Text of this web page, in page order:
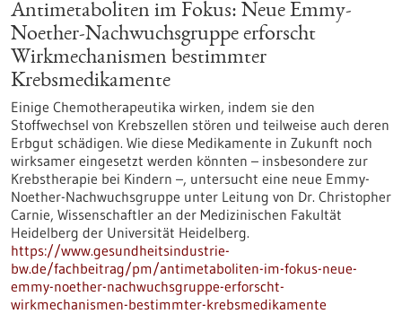
Antimetaboliten im Fokus: Neue Emmy-
Noether-Nachwuchsgruppe erforscht
Wirkmechanismen bestimmter
Krebsmedikamente
Einige Chemotherapeutika wirken, indem sie den
Stoffwechsel von Krebszellen stören und teilweise auch deren
Erbgut schädigen. Wie diese Medikamente in Zukunft noch
wirksamer eingesetzt werden könnten – insbesondere zur
Krebstherapie bei Kindern –, untersucht eine neue Emmy-
Noether-Nachwuchsgruppe unter Leitung von Dr. Christopher
Carnie, Wissenschaftler an der Medizinischen Fakultät
Heidelberg der Universität Heidelberg.
https://www.gesundheitsindustrie-
bw.de/fachbeitrag/pm/antimetaboliten-im-fokus-neue-
emmy-noether-nachwuchsgruppe-erforscht-
wirkmechanismen-bestimmter-krebsmedikamente